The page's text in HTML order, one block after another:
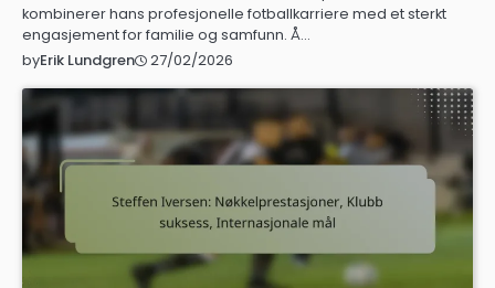
kombinerer hans profesjonelle fotballkarriere med et sterkt
engasjement for familie og samfunn. Å…
byErik Lundgren 27/02/2026